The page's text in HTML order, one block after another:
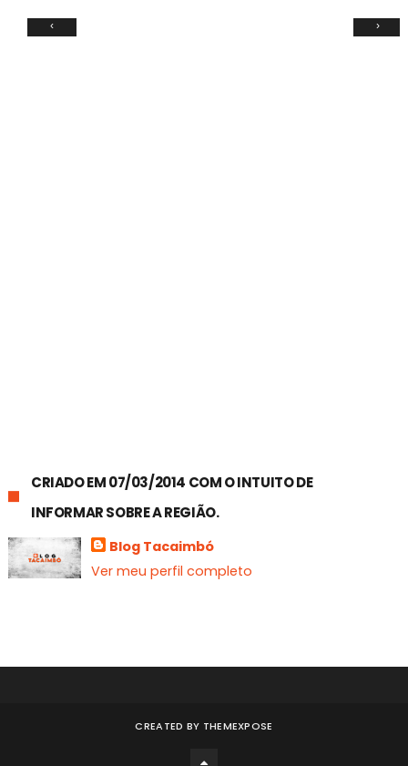
‹ ›
CRIADO EM 07/03/2014 COM O INTUITO DE
INFORMAR SOBRE A REGIÃO.
Blog Tacaimbó
Ver meu perfil completo
CREATED BY THEMEXPOSE